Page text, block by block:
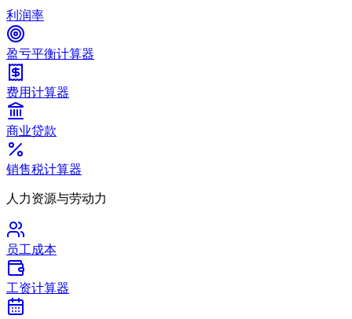
利润率
盈亏平衡计算器
费用计算器
商业贷款
销售税计算器
人力资源与劳动力
员工成本
工资计算器